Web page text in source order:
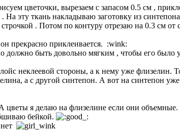
цветочки, вырезаем с запасом 0.5 см ,
эту ткань накладываю заготовку из
. Потом по контуру отрезаю на 0.3 см
прекрасно приклеивается. :wink:
быть довольно мягким , чтобы его было
неклеевой стороны, а к нему уже флизелин.
а с другой синтепон. А вот на синтепон
цветы я делаю на флизелине если они
бейкой.